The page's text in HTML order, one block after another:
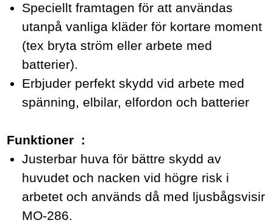
Speciellt framtagen för att användas
utanpå vanliga kläder för kortare moment
(tex bryta ström eller arbete med
batterier).
Erbjuder perfekt skydd vid arbete med
spänning, elbilar, elfordon och batterier
Funktioner :
Justerbar huva för bättre skydd av
huvudet och nacken vid högre risk i
arbetet och används då med ljusbågsvisir
MO-286.